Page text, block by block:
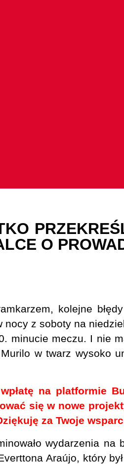
O
kolejne
z soboty na
minucie meczu. I nie
w twarz wysoko
na platformie
się w nowe
za Twoje
wydarzenia na
Araújo, który